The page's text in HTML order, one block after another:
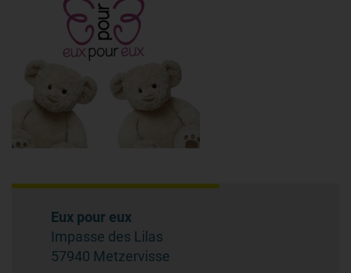
Eux pour eux
Impasse des Lilas
57940 Metzervisse